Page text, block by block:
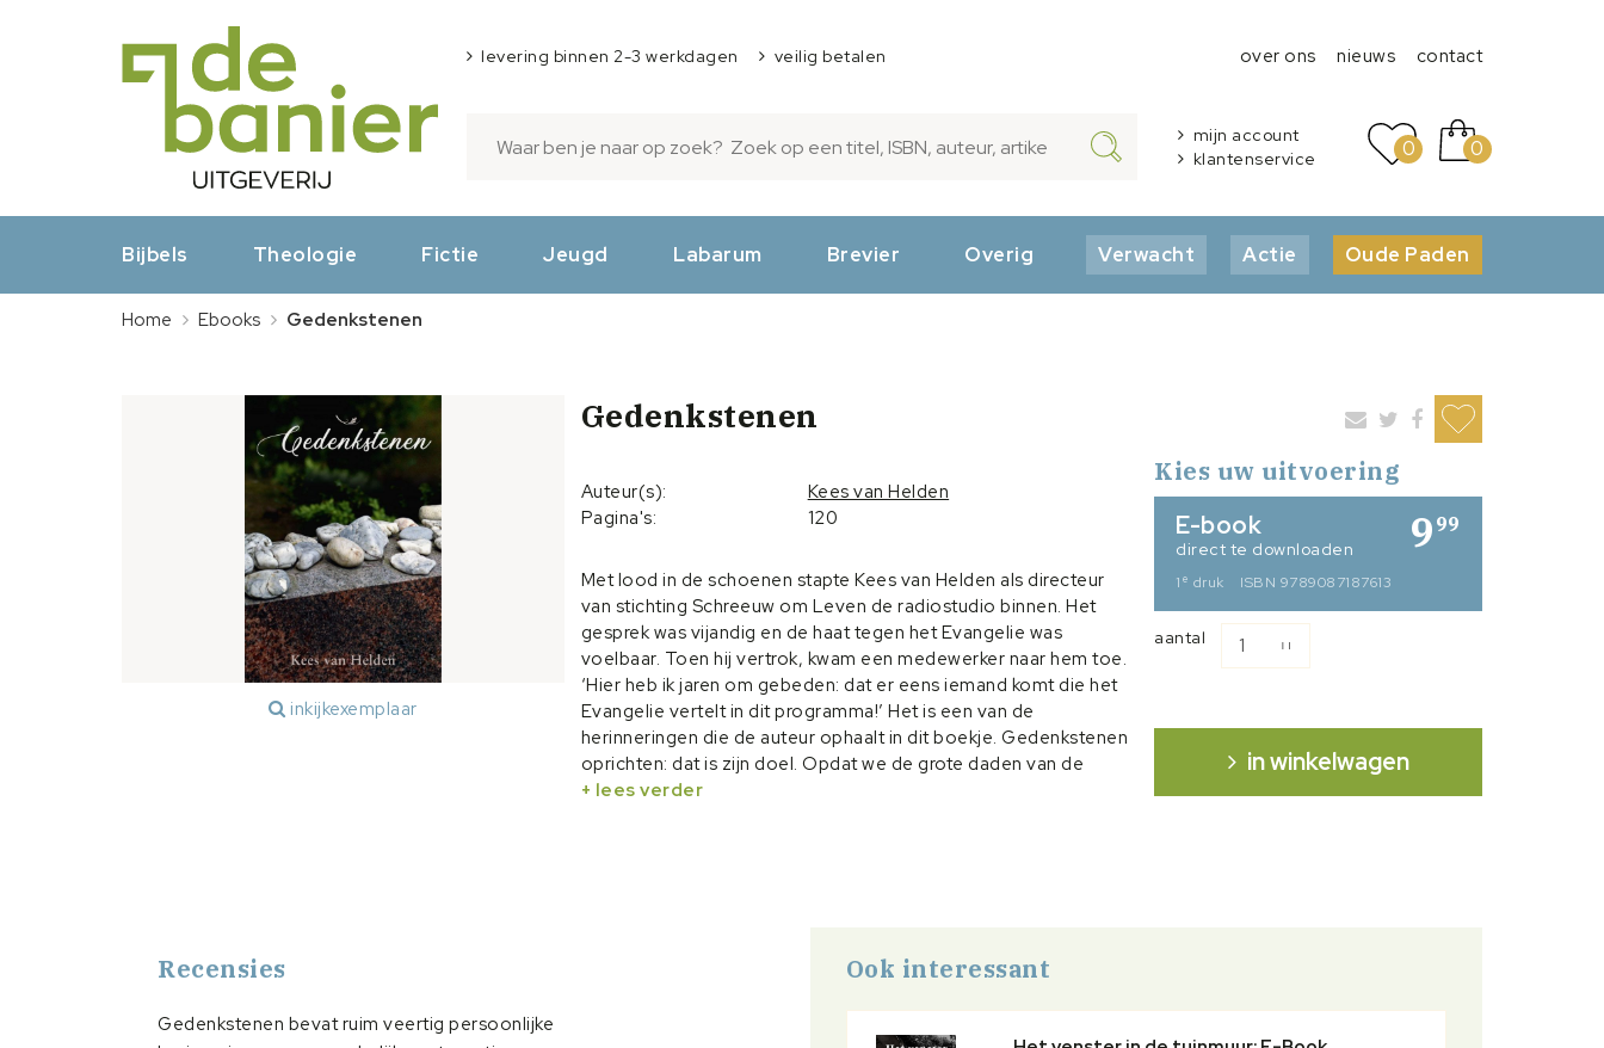
levering binnen 2-3 werkdagen veilig betalen over ons nieuws contact
mijn account
klantenservice
0 0
Bijbels Theologie Fictie Jeugd Labarum Brevier Overig Verwacht Actie Oude Paden
Home Ebooks Gedenkstenen
inkijkexemplaar
Gedenkstenen
Auteur(s):
Kees van Helden
Pagina's:
120
Met lood in de schoenen stapte Kees van Helden als directeur
van stichting Schreeuw om Leven de radiostudio binnen. Het
gesprek was vijandig en de haat tegen het Evangelie was
voelbaar. Toen hij vertrok, kwam een medewerker naar hem toe.
‘Hier heb ik jaren om gebeden: dat er eens iemand komt die het
Evangelie vertelt in dit programma!’ Het is een van de
herinneringen die de auteur ophaalt in dit boekje. Gedenkstenen
oprichten: dat is zijn doel. Opdat we de grote daden van de
Heere niet zullen vergeten. Opdat we erdoor bemoedigd zullen
+ lees verder
Kies uw uitvoering
9 99
E-book
direct te downloaden
1 e druk ISBN 9789087187613
aantal
in winkelwagen
Recensies
Gedenkstenen bevat ruim veertig persoonlijke
Ook interessant